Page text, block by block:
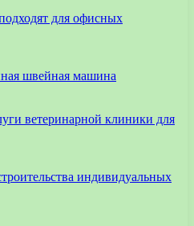
для офисных
швейная машина
ветеринарной клиники для
индивидуальных